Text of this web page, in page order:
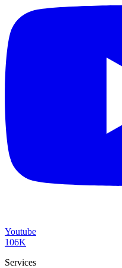
Youtube
106K
Services